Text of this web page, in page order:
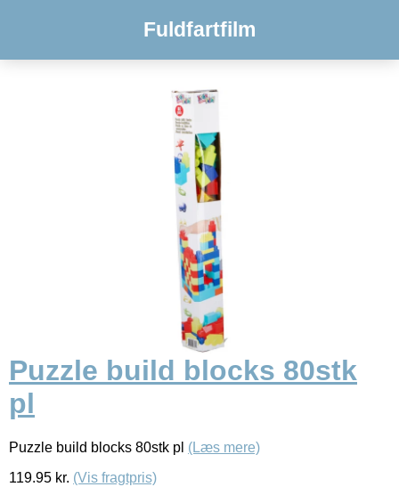
Fuldfartfilm
Puzzle build blocks 80stk
pl
Puzzle build blocks 80stk pl (Læs mere)
119.95 kr. (Vis fragtpris)